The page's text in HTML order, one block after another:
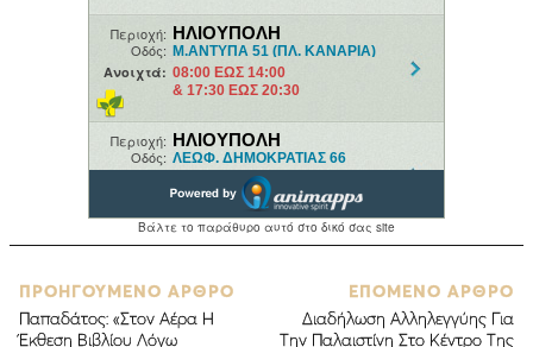
ΠΡΟΗΓΟΥΜΕΝΟ ΑΡΘΡΟ
Παπαδάτος: «Στον Αέρα Η
Έκθεση Βιβλίου Λόγω
ΕΠΟΜΕΝΟ ΑΡΘΡΟ
Διαδήλωση Αλληλεγγύης Για
Την Παλαιστίνη Στο Κέντρο Της